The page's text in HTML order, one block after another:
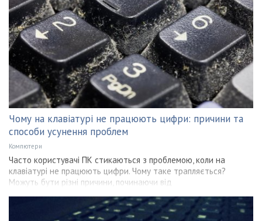
Чому на клавіатурі не працюють цифри: причини та
способи усунення проблем
Компютери
Часто користувачі ПК стикаються з проблемою, коли на
клавіатурі не працюють цифри. Чому таке трапляється?
Можуть бути різні причини, починаючи від